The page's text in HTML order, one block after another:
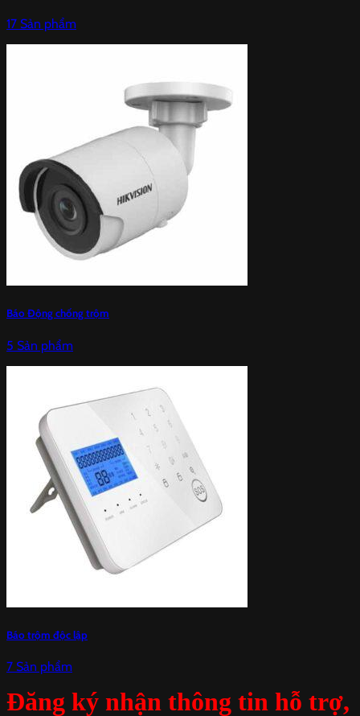
17 Sản phẩm
Báo Động chống trộm
5 Sản phẩm
Báo trộm độc lập
7 Sản phẩm
Đăng ký nhận thông tin hỗ trợ,